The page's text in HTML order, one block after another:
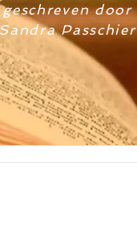
geschreven door
Sandra Passchier